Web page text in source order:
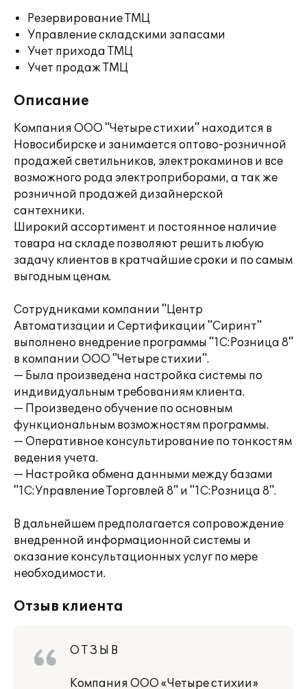
Резервирование ТМЦ
Управление складскими запасами
Учет прихода ТМЦ
Учет продаж ТМЦ
Описание
Компания ООО "Четыре стихии" находится в
Новосибирске и занимается оптово-розничной
продажей светильников, электрокаминов и все
возможного рода электроприборами, а так же
розничной продажей дизайнерской
сантехники.
Широкий ассортимент и постоянное наличие
товара на складе позволяют решить любую
задачу клиентов в кратчайшие сроки и по самым
выгодным ценам.
Сотрудниками компании "Центр
Автоматизации и Сертификации "Сиринт"
выполнено внедрение программы "1C:Розница 8"
в компании ООО "Четыре стихии".
— Была произведена настройка системы по
индивидуальным требованиям клиента.
— Произведено обучение по основным
функциональным возможностям программы.
— Оперативное консультирование по тонкостям
ведения учета.
— Настройка обмена данными между базами
"1С:Управление Торговлей 8" и "1С:Розница 8".
В дальнейшем предполагается сопровождение
внедренной информационной системы и
оказание консультационных услуг по мере
необходимости.
Отзыв клиента
О Т З Ы В
Компания ООО «Четыре стихии»